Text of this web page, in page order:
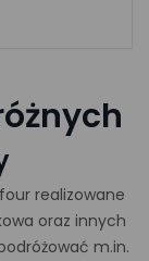
realizowane
oraz innych
m.in.